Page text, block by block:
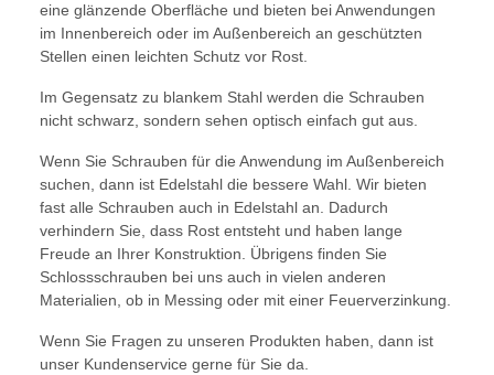
eine glänzende Oberfläche und bieten bei Anwendungen
im Innenbereich oder im Außenbereich an geschützten
Stellen einen leichten Schutz vor Rost.
Im Gegensatz zu blankem Stahl werden die Schrauben
nicht schwarz, sondern sehen optisch einfach gut aus.
Wenn Sie Schrauben für die Anwendung im Außenbereich
suchen, dann ist Edelstahl die bessere Wahl. Wir bieten
fast alle Schrauben auch in Edelstahl an. Dadurch
verhindern Sie, dass Rost entsteht und haben lange
Freude an Ihrer Konstruktion. Übrigens finden Sie
Schlossschrauben bei uns auch in vielen anderen
Materialien, ob in Messing oder mit einer Feuerverzinkung.
Wenn Sie Fragen zu unseren Produkten haben, dann ist
unser Kundenservice gerne für Sie da.